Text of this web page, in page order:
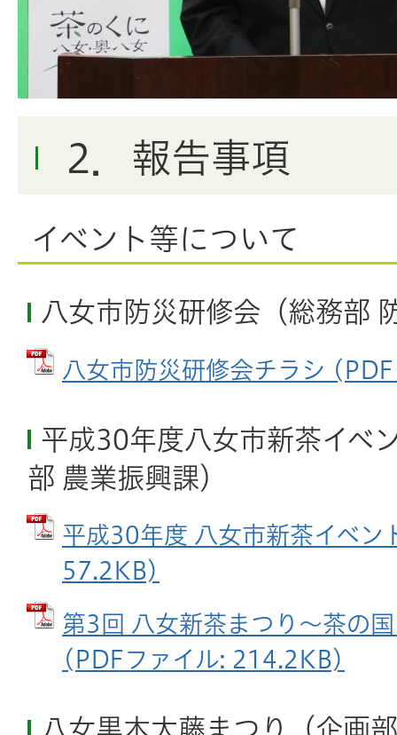
2．報告事項
イベント等について
八女市防災研修会（総務部
八女市防災研修会チラシ
平成30年度八女市新茶イベ
部 農業振興課）
平成30年度 八女市新茶イベン
57.2KB)
第3回 八女新茶まつり～茶の
(PDFファイル: 214.2KB)